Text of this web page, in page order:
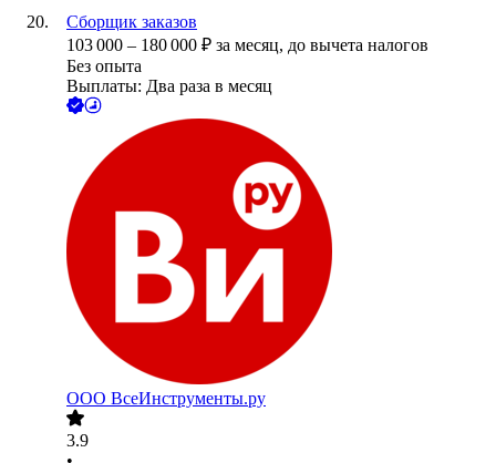
Сборщик заказов
103 000 – 180 000 ₽ за месяц, до вычета налогов
Без опыта
Выплаты: Два раза в месяц
ООО ВсеИнструменты.ру
3.9